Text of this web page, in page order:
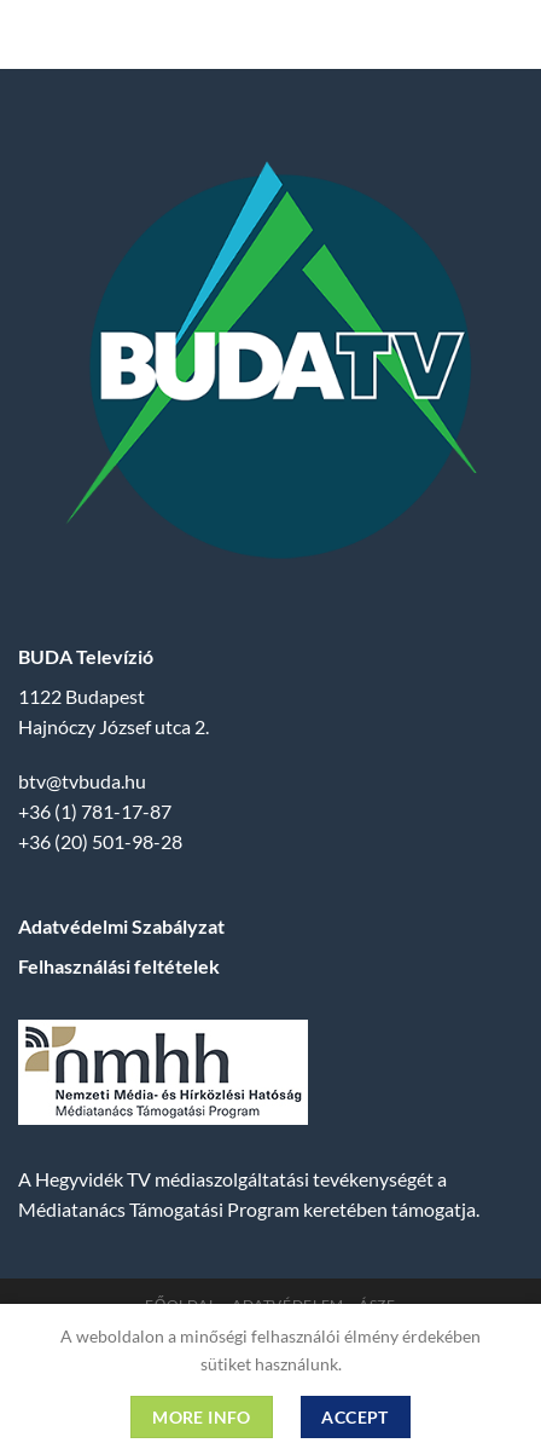
BUDA Televízió
1122 Budapest
Hajnóczy József utca 2.
btv@tvbuda.hu
+36 (1) 781-17-87
+36 (20) 501-98-28
Adatvédelmi Szabályzat
Felhasználási feltételek
A Hegyvidék TV médiaszolgáltatási tevékenységét a
Médiatanács Támogatási Program keretében támogatja.
FŐOLDAL ADATVÉDELEM ÁSZF
Copyright 2007-2026 © BUDA TV | Hegyvidék Média
Műsorszolgáltató Kft. | Budapest, Hungary, XII. Hajnóczy József
utca 2. fszt. | Cg. 01-09-882523 | A weboldal 256 bit SSL COMODO
titkosítással védve
A weboldalon a minőségi felhasználói élmény érdekében
sütiket használunk.
MORE INFO ACCEPT